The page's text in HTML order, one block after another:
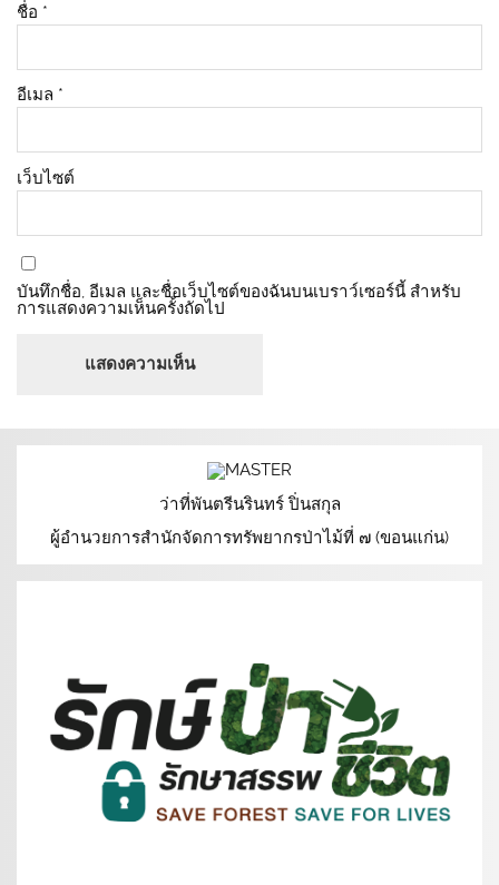
ชื่อ *
อีเมล *
เว็บไซต์
บันทึกชื่อ, อีเมล และชื่อเว็บไซต์ของฉันบนเบราว์เซอร์นี้ สำหรับ
การแสดงความเห็นครั้งถัดไป
ว่าที่พันตรีนรินทร์ ปิ่นสกุล
ผู้อำนวยการสำนักจัดการทรัพยากรป่าไม้ที่ ๗ (ขอนแก่น)